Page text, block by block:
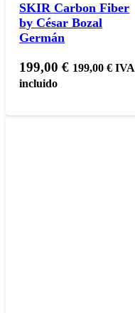
SKIR Carbon Fiber
by César Bozal
Germán
199,00€ 199,00€ IVA
incluido